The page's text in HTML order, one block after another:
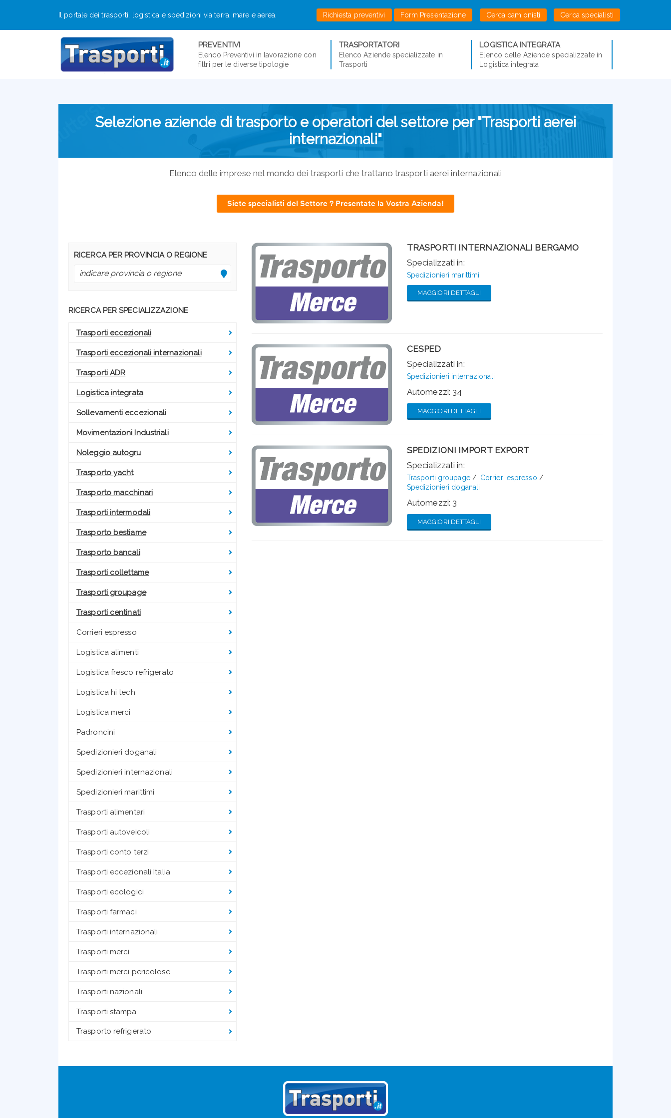
Il portale dei trasporti, logistica e spedizioni via terra, mare e aerea. Richiesta preventivi Form Presentazione Cerca camionisti Cerca specialisti
PREVENTIVI
Elenco Preventivi in lavorazione con
filtri per le diverse tipologie
TRASPORTATORI
Elenco Aziende specializzate in
Trasporti
LOGISTICA INTEGRATA
Elenco delle Aziende specializzate in
Logistica integrata
Selezione aziende di trasporto e operatori del settore per "Trasporti aerei
internazionali"
Elenco delle imprese nel mondo dei trasporti che trattano trasporti aerei internazionali
Siete specialisti del Settore ? Presentate la Vostra Azienda!
RICERCA PER PROVINCIA O REGIONE
RICERCA PER SPECIALIZZAZIONE
Trasporti eccezionali
Trasporti eccezionali internazionali
Trasporti ADR
Logistica integrata
Sollevamenti eccezionali
Movimentazioni Industriali
Noleggio autogru
Trasporto yacht
Trasporto macchinari
Trasporti intermodali
Trasporto bestiame
Trasporto bancali
Trasporti collettame
Trasporti groupage
Trasporti centinati
Corrieri espresso
Logistica alimenti
Logistica fresco refrigerato
Logistica hi tech
Logistica merci
Padroncini
Spedizionieri doganali
Spedizionieri internazionali
Spedizionieri marittimi
Trasporti alimentari
Trasporti autoveicoli
Trasporti conto terzi
Trasporti eccezionali Italia
Trasporti ecologici
Trasporti farmaci
Trasporti internazionali
Trasporti merci
Trasporti merci pericolose
Trasporti nazionali
Trasporti stampa
Trasporto refrigerato
TRASPORTI INTERNAZIONALI BERGAMO
Specializzati in:
Spedizionieri marittimi
MAGGIORI DETTAGLI
CESPED
Specializzati in:
Spedizionieri internazionali
Automezzi: 34
MAGGIORI DETTAGLI
SPEDIZIONI IMPORT EXPORT
Specializzati in:
Trasporti groupage
Corrieri espresso
Spedizionieri doganali
Automezzi: 3
MAGGIORI DETTAGLI